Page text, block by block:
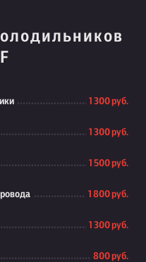
1 300 руб.
1 300 руб.
1 500 руб.
1 800 руб.
1 300 руб.
800 руб.